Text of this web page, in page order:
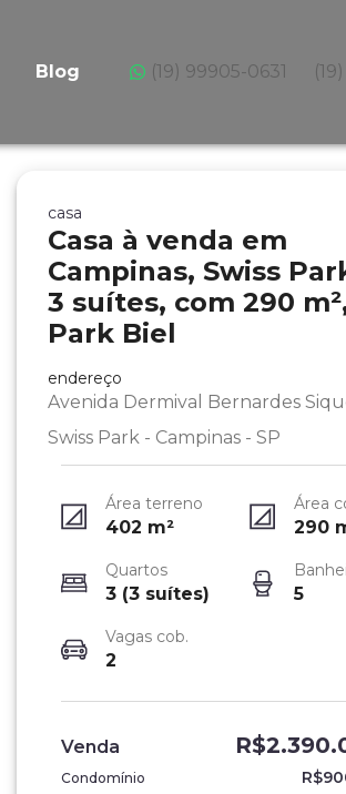
Blog (19) 99905-0631
casa
Casa à venda em
Campinas, Swiss
3 suítes, com 290
Park Biel
endereço
Avenida Dermival Bernardes
Swiss Park - Campinas - SP
Área terreno
402 m²
Área
290
Quartos
3 (3 suítes) 5
Vagas cob.
2
Venda
Condomínio